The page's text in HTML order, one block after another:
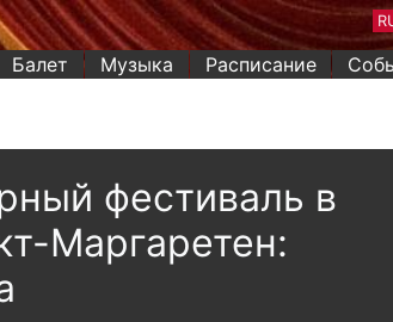
Балет Музыка Расписание
фестиваль в
Маргаретен: